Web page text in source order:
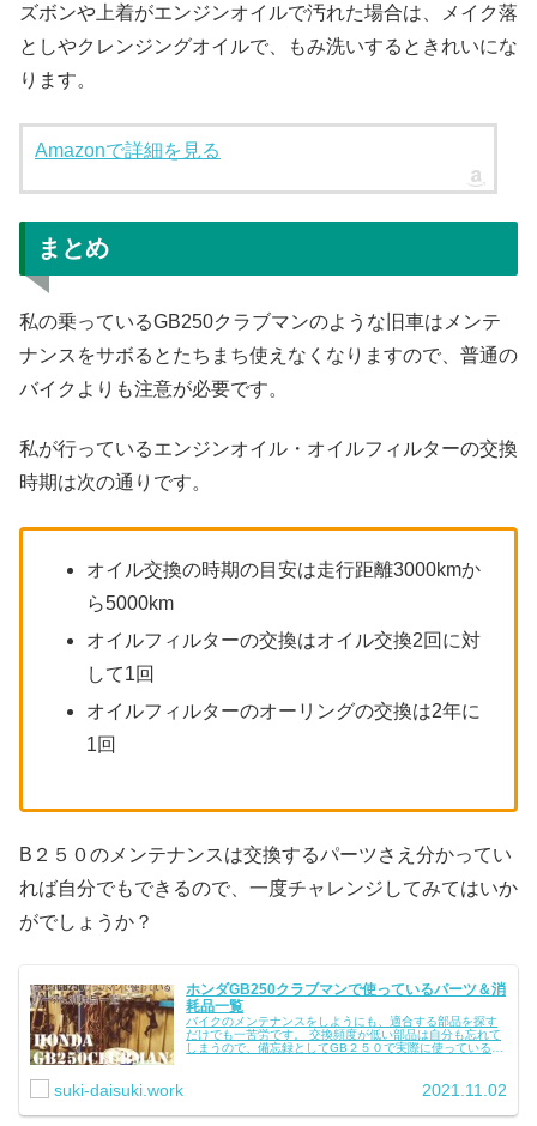
ズボンや上着がエンジンオイルで汚れた場合は、メイク落
としやクレンジングオイルで、もみ洗いするときれいにな
ります。
Amazonで詳細を見る
まとめ
私の乗っているGB250クラブマンのような旧車はメンテ
ナンスをサボるとたちまち使えなくなりますので、普通の
バイクよりも注意が必要です。
私が行っているエンジンオイル・オイルフィルターの交換
時期は次の通りです。
オイル交換の時期の目安は走行距離3000kmか
ら5000km
オイルフィルターの交換はオイル交換2回に対
して1回
オイルフィルターのオーリングの交換は2年に
1回
B２５０のメンテナンスは交換するパーツさえ分かってい
れば自分でもできるので、一度チャレンジしてみてはいか
がでしょうか？
ホンダGB250クラブマンで使っているパーツ＆消
耗品一覧
バイクのメンテナンスをしようにも、適合する部品を探す
だけでも一苦労です。 交換頻度が低い部品は自分も忘れて
しまうので、備忘録としてGB２５０で実際に使っているパ
suki-daisuki.work 2021.11.02